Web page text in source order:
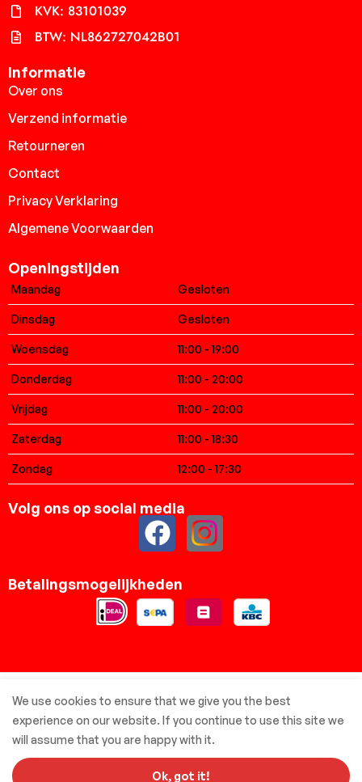
KVK: 83101039
BTW: NL862727042B01
Informatie
Over ons
Verzend informatie
Retourneren
Contact
Privacy Verklaring
Algemene Voorwaarden
Openingstijden
Maandag Gesloten
Dinsdag Gesloten
Woensdag 11:00 - 19:00
Donderdag 11:00 - 20:00
Vrijdag 11:00 - 20:00
Zaterdag 11:00 - 18:30
Zondag 12:00 - 17:30
Volg ons op social media
Betalingsmogelijkheden
© Elsbreda.nl - Alle rechten voorbehouden
Met ❤️ gemaakt door: MBIV Development
We use cookies to ensure that we give you the best
experience on our website. If you continue to use this site we
will assume that you are happy with it.
Ok, got it!